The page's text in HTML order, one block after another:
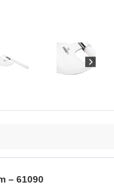
– 61090